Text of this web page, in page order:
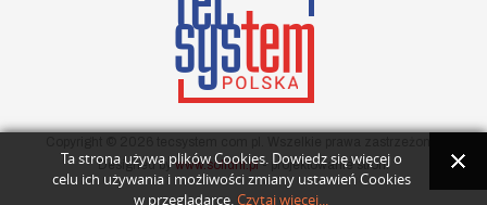
Designed bywww.solidni.pl- projektowanie stron.
Ta strona używa plików Cookies. Dowiedz się więcej o
celu ich używania i możliwości zmiany ustawień Cookies
w przeglądarce.Czytaj więcej...